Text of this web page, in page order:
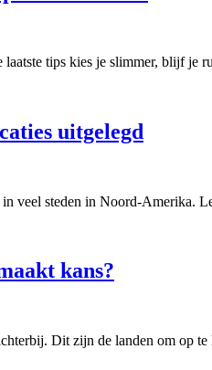
tips kies je slimmer, blijf je
uitgelegd
veel steden in Noord-Amerika.
kans?
Dit zijn de landen om op